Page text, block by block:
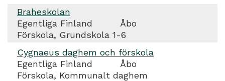
Braheskolan
Egentliga Finland
Åbo
Förskola, Grundskola 1-6
Cygnaeus daghem och förskola
Egentliga Finland
Åbo
Förskola, Kommunalt daghem